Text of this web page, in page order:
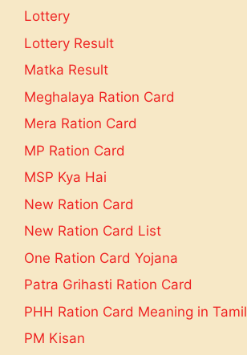
Lottery
Lottery Result
Matka Result
Meghalaya Ration Card
Mera Ration Card
MP Ration Card
MSP Kya Hai
New Ration Card
New Ration Card List
One Ration Card Yojana
Patra Grihasti Ration Card
PHH Ration Card Meaning in Tamil
PM Kisan